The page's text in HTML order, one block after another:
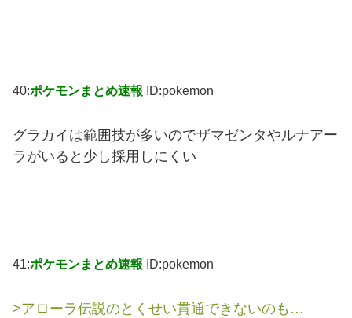
40:ポケモンまとめ速報 ID:pokemon
グラカイは範囲技が多いのでザマゼンタやルナアー
ラがいると少し採用しにくい
41:ポケモンまとめ速報 ID:pokemon
>アローラ伝説のとくせい貫通できないのも…